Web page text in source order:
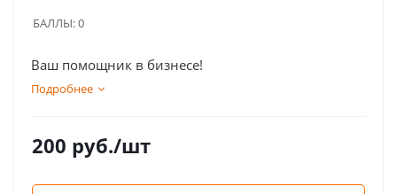
БАЛЛЫ:0
Ваш помощник в бизнесе!
Подробнее
200 руб./шт